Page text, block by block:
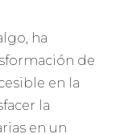
ha
de
en la
la
en un